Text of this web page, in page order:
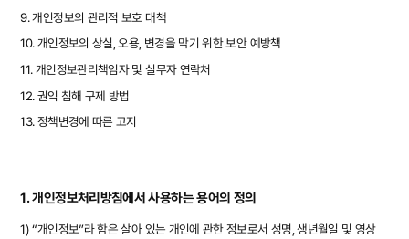
9. 개인정보의 관리적 보호 대책
10. 개인정보의 상실, 오용, 변경을 막기 위한 보안 예방책
11. 개인정보관리책임자 및 실무자 연락처
12. 권익 침해 구제 방법
13. 정책변경에 따른 고지
1. 개인정보처리방침에서 사용하는 용어의 정의
1) “개인정보”라 함은 살아 있는 개인에 관한 정보로서 성명, 생년월일 및 영상